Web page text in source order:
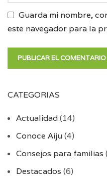
Guarda mi nombre,
este navegador para la
CATEGORIAS
Actualidad(14)
Conoce Aiju(4)
Consejos para familias
Destacados (6)